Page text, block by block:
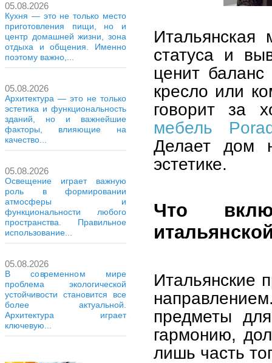
05.08.2026
Кухня — это не только место
приготовления пищи, но и
центр домашней жизни, зона
отдыха и общения. Именно
поэтому важно,...
05.08.2026
Архитектура — это не только
эстетика и функциональность
зданий, но и важнейшие
факторы, влияющие на
качество...
05.08.2026
Освещение играет важную
роль в формировании
атмосферы и
функциональности любого
пространства. Правильное
использование...
05.08.2026
В современном мире
проблема экологической
устойчивости становится все
более актуальной.
Архитектура играет
ключевую...
Итальянская
статуса и
ценит
кресло или
говорит за
мебель
Делает дом
эстетике.
Что
Итальянские
предметы
гармонию,
лишь часть